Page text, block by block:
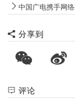
中国广电携手网
分享到
评论